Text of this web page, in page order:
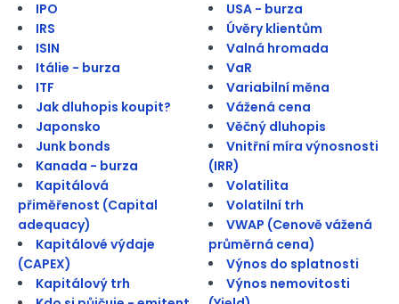
IPO
IRS
ISIN
Itálie - burza
ITF
Jak dluhopis koupit?
Japonsko
Junk bonds
Kanada - burza
Kapitálová
přiměřenost (Capital
adequacy)
Kapitálové výdaje
(CAPEX)
Kapitálový trh
USA - burza
Úvěry klientům
Valná hromada
VaR
Variabilní měna
Vážená cena
Věčný dluhopis
Vnitřní míra výnosnosti
(IRR)
Volatilita
Volatilní trh
VWAP (Cenově vážená
průměrná cena)
Výnos do splatnosti
Výnos nemovitosti